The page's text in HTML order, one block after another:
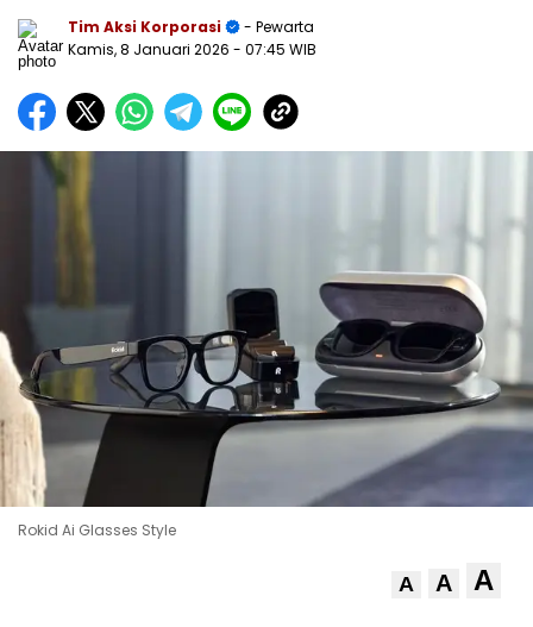
Tim Aksi Korporasi
- Pewarta
Kamis, 8 Januari 2026 - 07:45 WIB
Rokid Ai Glasses Style
A A A